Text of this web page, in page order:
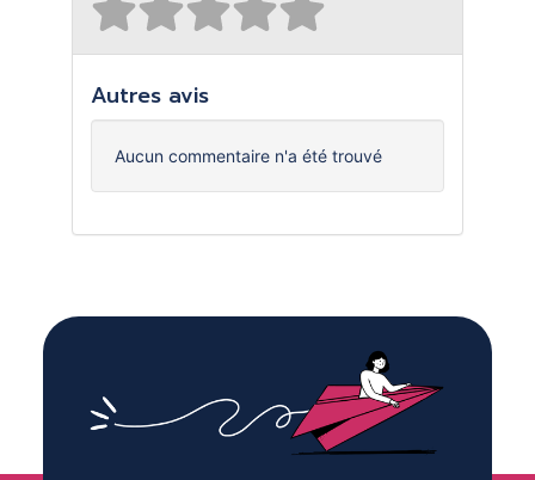
Autres avis
Aucun commentaire n'a été trouvé